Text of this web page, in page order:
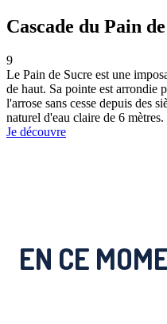
Cascade du Pain
9
Le Pain de Sucre est une
de haut. Sa pointe est arrondie
l'arrose sans cesse depuis des
naturel d'eau claire de 6 mètres.
Je découvre
EN CE